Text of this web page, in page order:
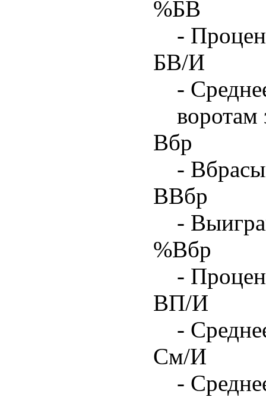
%БВ
-
БВ/И
-
воротам
Вбр
-
ВВбр
-
%Вбр
-
ВП/И
-
См/И
-